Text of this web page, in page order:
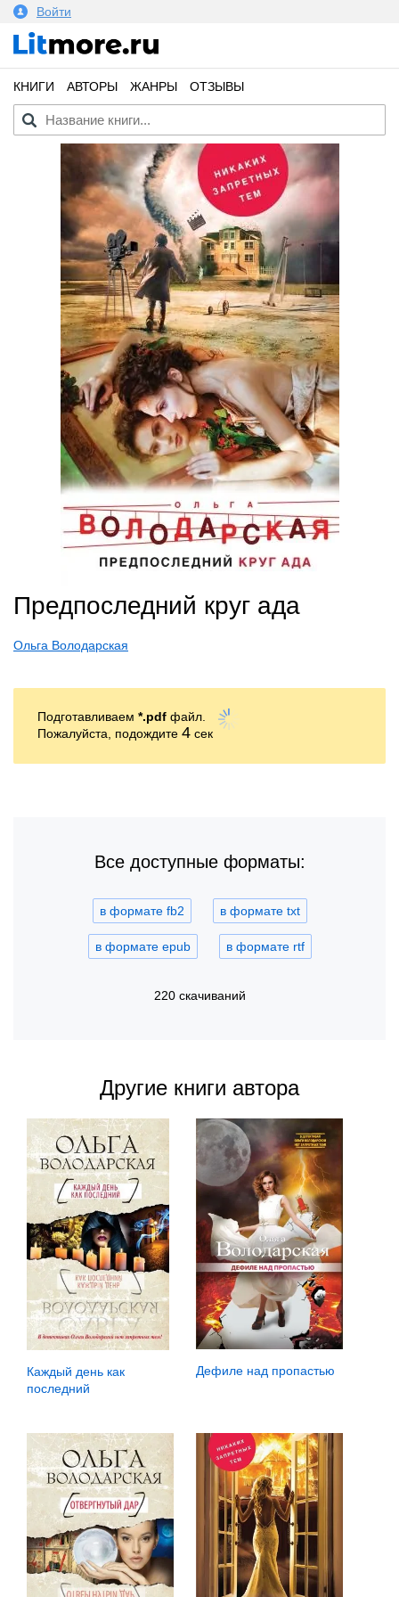
Войти
КНИГИ АВТОРЫ ЖАНРЫ ОТЗЫВЫ
Предпоследний круг ада
Ольга Володарская
Подготавливаем *.pdf файл.
Пожалуйста, подождите 4 сек
Все доступные форматы:
в формате fb2 в формате txt
в формате epub в формате rtf
220 скачиваний
Другие книги автора
Каждый день как
последний
Дефиле над пропастью